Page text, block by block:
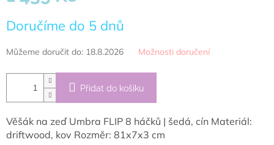
cena:
Doručíme do 5 dnů
Můžeme doručit do: 18.8.2026 Možnosti doručení
Přidat do košíku
Věšák na zeď Umbra FLIP 8 háčků | šedá, cín Materiál:
driftwood, kov Rozměr: 81x7x3 cm